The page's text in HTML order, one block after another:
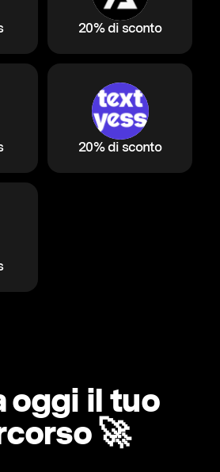
20% di sconto
20% di sconto
oggi il tuo
🚀